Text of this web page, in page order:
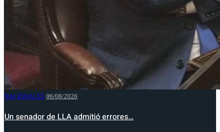
NACIONALES 06/08/2026
Un senador de LLA admitió errores…